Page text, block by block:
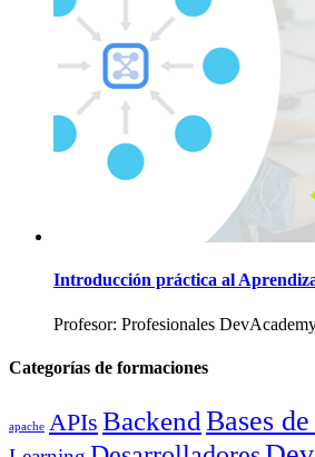
Introducción práctica al
Profesor: Profesionales
Categorías de formaciones
apache APIs Backend Bases